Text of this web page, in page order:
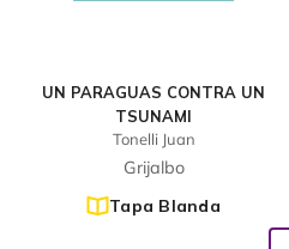
UN PARAGUAS CONTRA UN
TSUNAMI
Tonelli Juan
Grijalbo
Tapa Blanda